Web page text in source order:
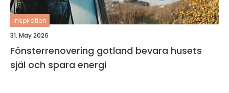
inspiration
31. May 2026
Fönsterrenovering gotland bevara husets
själ och spara energi